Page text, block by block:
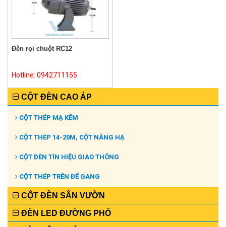
Đèn rọi chuột RC12
Hotline: 0942711155
CỘT ĐÈN CAO ÁP
CỘT THÉP MẠ KẼM
CỘT THÉP 14-20M, CỘT NÂNG HẠ
CỘT ĐÈN TÍN HIỆU GIAO THÔNG
CỘT THÉP TRÊN ĐẾ GANG
CỘT ĐÈN SÂN VƯỜN
ĐÈN LED ĐƯỜNG PHỐ